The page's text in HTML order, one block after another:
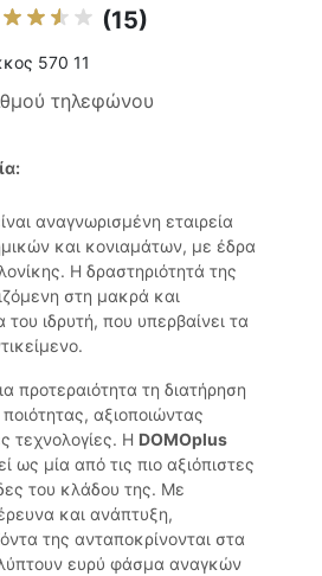
(15)
570 11
τηλεφώνου
αναγνωρισμένη εταιρεία
και κονιαμάτων, με έδρα
Η δραστηριότητά της
στη μακρά και
του ιδρυτή, που υπερβαίνει τα
προτεραιότητα τη διατήρηση
αξιοποιώντας
τεχνολογίες. Η DOMOplus
ως μία από τις πιο αξιόπιστες
του κλάδου της. Με
και ανάπτυξη,
της ανταποκρίνονται στα
ευρύ φάσμα αναγκών